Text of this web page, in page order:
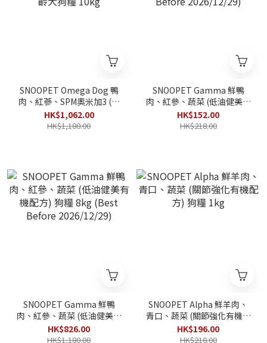
SNOOPET Omega Dog 鴨
肉、紅蔘、SPM奧米加3 (水
解低敏 關節及免疫配方) 全
年齡犬狗糧 10kg
HK$1,062.00
HK$1,180.00
SNOOPET Gamma 鮮鴨
肉、紅參、蔬菜 (低油健美有
機配方) 狗糧 1kg (Best
Before 2026/12/29)
HK$152.00
HK$218.00
SNOOPET Gamma 鮮鴨
肉、紅參、蔬菜 (低油健美有
機配方) 狗糧 8kg (Best
Before 2026/12/29)
HK$826.00
HK$1,180.00
SNOOPET Alpha 鮮羊肉、
青口、蔬菜 (關節強化有機配
方) 狗糧 1kg
HK$196.00
HK$218.00